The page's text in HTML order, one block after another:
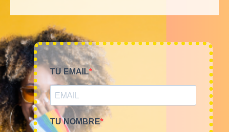
PRIMAVERA-VERANO
Bala 45kg camisetas USA
Sports 16€/kg
720,00€ (sin IVA)
TU EMAIL
TU NOMBRE